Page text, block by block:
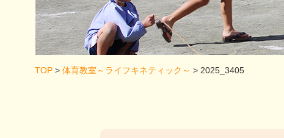
TOP > 体育教室～ライフキネティック～ > 2025_3405